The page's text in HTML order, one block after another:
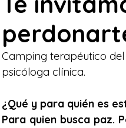
aprendiendo a
para bloguear
Camping terapéutico
psicóloga clínica.
¿Qué y para quién es
Para quien busca paz.